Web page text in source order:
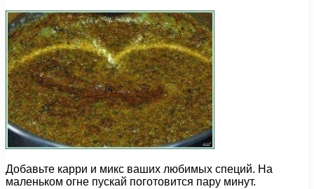
Добавьте карри и микс ваших любимых специй. На
маленьком огне пускай поготовится пару минут.